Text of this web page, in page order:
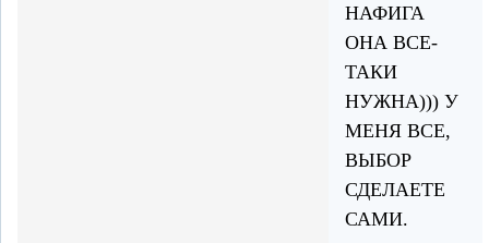
НАФИГА
ОНА ВСЕ-
ТАКИ
НУЖНА))) У
МЕНЯ ВСЕ,
ВЫБОР
СДЕЛАЕТЕ
САМИ.